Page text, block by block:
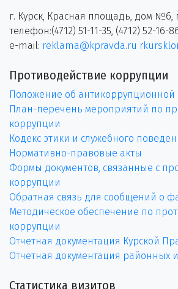
г. Курск, Красная площадь, дом №6,
телефон:(4712) 51-11-35, (4712) 52-16-
e-mail: reklama@kpravda.ru
Противодействие коррупции
Положение об антикоррупционной
План-перечень мероприятий по
коррупции
Кодекс этики и служебного
Нормативно-правовые акты
Формы документов, связанные с
коррупции
Обратная связь для сообщений о
Методическое обеспечение по
коррупции
Отчетная документация Курской
Отчетная документация районных
Статистика визитов